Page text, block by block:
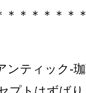
＊＊＊＊＊＊
ンティック-